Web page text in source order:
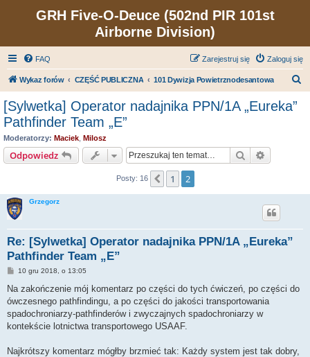
GRH Five-O-Deuce (502nd PIR 101st
Airborne Division)
FAQ Zaloguj się
Zarejestruj się
Wykaz forów CZĘŚĆ PUBLICZNA 101 Dywizja Powietrznodesantowa
[Sylwetka] Operator nadajnika PPN/1A „Eureka”
Pathfinder Team „E”
Moderatorzy: Maciek Milosz
Odpowiedz Szukaj
Posty: 16 Poprzednia
1 2
Grzegorz
Re: [Sylwetka] Operator nadajnika PPN/1A „Eureka”
Pathfinder Team „E”
P
s
10 gru 2018, o 13:05
Na zakończenie mój komentarz po części do tych ćwiczeń, po części do
ówczesnego pathfindingu, a po części do jakości transportowania
spadochroniarzy-pathfinderów i zwyczajnych spadochroniarzy w
kontekście lotnictwa transportowego USAAF.
Najkrótszy komentarz mógłby brzmieć tak: Każdy system jest tak dobry,